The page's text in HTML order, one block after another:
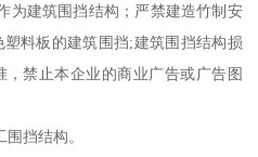
为建筑围挡结构；严禁建造竹制安
料板的建筑围挡;建筑围挡结构损
禁止本企业的商业广告或广告图
挡结构。